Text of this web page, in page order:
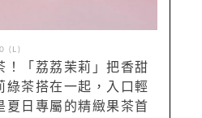
(L)
！「荔荔茉莉」把香甜
綠茶搭在一起，入口輕
夏日專屬的精緻果茶首